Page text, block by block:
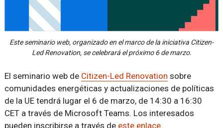
Este seminario web, organizado en el marco de la iniciativa Citizen-
Led Renovation, se celebrará el próximo 6 de marzo.
El seminario web de Citizen-Led Renovation sobre
comunidades energéticas y actualizaciones de políticas
de la UE tendrá lugar el 6 de marzo, de 14:30 a 16:30
CET a través de Microsoft Teams. Los interesados
pueden inscribirse a través de este enlace.